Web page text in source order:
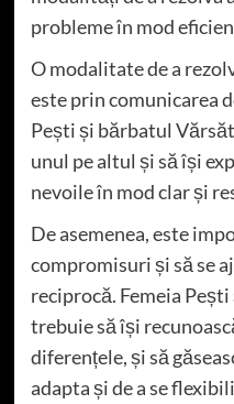
probleme în mod
O modalitate de a
este prin comunicarea
Pești și bărbatul
unul pe altul și să își
nevoile în mod clar și
De asemenea, este
compromisuri și să se
reciprocă. Femeia
trebuie să își
diferențele, și să
adapta și de a se